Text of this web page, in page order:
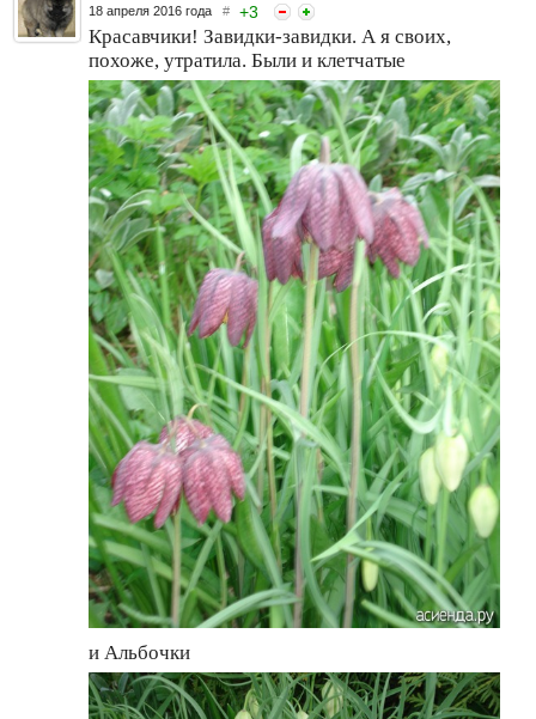
18 апреля 2016 года # +3
Красавчики! Завидки-завидки. А я своих,
похоже, утратила. Были и клетчатые
и Альбочки